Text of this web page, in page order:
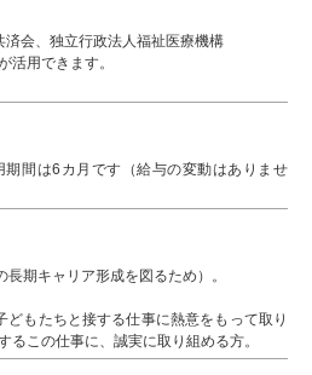
会、独立行政法人福祉医療機構
用できます。
間は6カ月です（給与の変動はありませ
期キャリア形成を図るため）。
どもたちと接する仕事に熱意をもって取り
るこの仕事に、誠実に取り組める方。